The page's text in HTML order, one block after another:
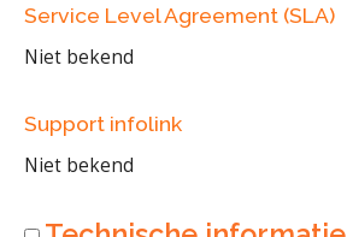
Service Level Agreement (SLA)
Niet bekend
Support infolink
Niet bekend